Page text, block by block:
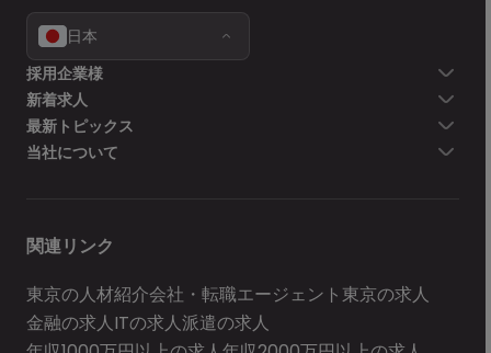
日本
採用企業様
新着求人
最新トピックス
当社について
関連リンク
東京の人材紹介会社・転職エージェント東京の求人
金融の求人ITの求人派遣の求人